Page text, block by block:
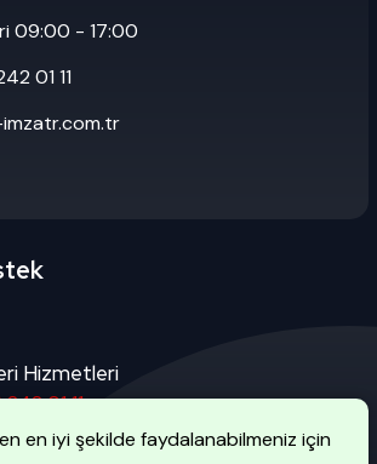
09:00 - 17:00
01 11
Hizmetleri
01 11
en iyi şekilde faydalanabilmeniz için